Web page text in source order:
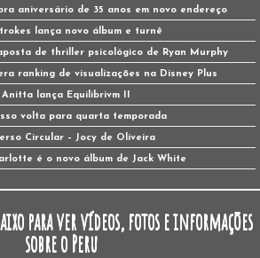
aniversário de 35 anos em novo endereço
lança novo álbum e turnê
de thriller psicológico de Ryan Murphy
ranking de visualizações na Disney Plus
Anitta lança Equilibrivm II
volta para quarta temporada
Circular – Jocy de Oliveira
é o novo álbum de Jack White
para ver vídeos, fotos e informações
sobre o Peru